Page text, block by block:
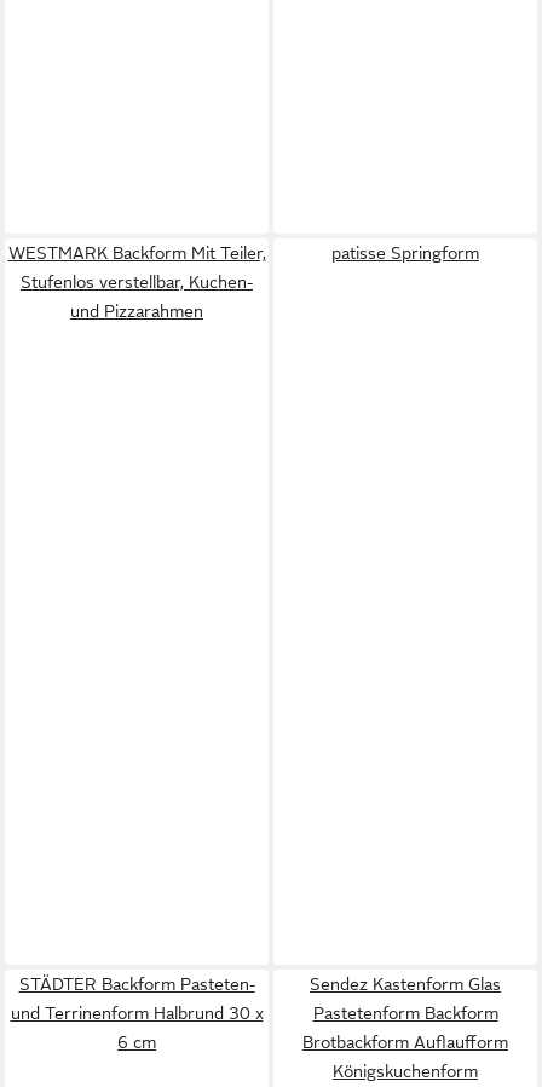
WESTMARK Backform Mit Teiler,
Stufenlos verstellbar, Kuchen-
und Pizzarahmen
patisse Springform
STÄDTER Backform Pasteten-
und Terrinenform Halbrund 30 x
6 cm
Sendez Kastenform Glas
Pastetenform Backform
Brotbackform Auflaufform
Königskuchenform